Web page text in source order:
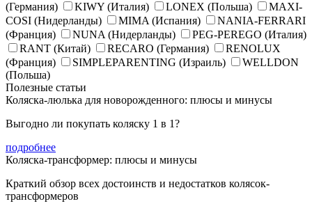
(Германия)
KIWY (Италия) LONEX (Польша)
MAXI-
COSI (Нидерланды)
MIMA (Испания)
NANIA-FERRARI
(Франция)
NUNA (Нидерланды)
PEG-PEREGO (Италия)
RANT (Китай)
RECARO (Германия)
RENOLUX
(Франция)
SIMPLEPARENTING (Израиль)
WELLDON
(Польша)
Полезные статьи
Коляска-люлька для новорожденного: плюсы и минусы
Выгодно ли покупать коляску 1 в 1?
подробнее
Коляска-трансформер: плюсы и минусы
Краткий обзор всех достоинств и недостатков колясок-
трансформеров